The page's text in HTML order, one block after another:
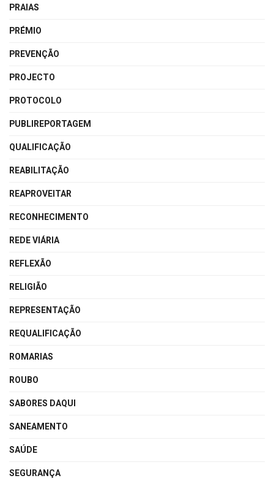
PRAIAS
PRÉMIO
PREVENÇÃO
PROJECTO
PROTOCOLO
PUBLIREPORTAGEM
QUALIFICAÇÃO
REABILITAÇÃO
REAPROVEITAR
RECONHECIMENTO
REDE VIÁRIA
REFLEXÃO
RELIGIÃO
REPRESENTAÇÃO
REQUALIFICAÇÃO
ROMARIAS
ROUBO
SABORES DAQUI
SANEAMENTO
SAÚDE
SEGURANÇA